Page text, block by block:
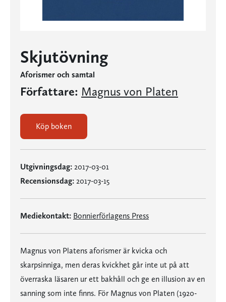
Skjutövning
Aforismer och samtal
Författare: Magnus von Platen
Köp boken
Utgivningsdag: 2017-03-01
Recensionsdag: 2017-03-15
Mediekontakt: Bonnierförlagens Press
Magnus von Platens aforismer är kvicka och
skarpsinniga, men deras kvickhet går inte ut på att
överraska läsaren ur ett bakhåll och ge en illusion av en
sanning som inte finns. För Magnus von Platen (1920-